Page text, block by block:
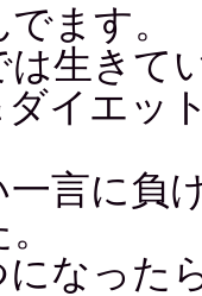
ます。
は生きて
イエッ
一言に負
なった